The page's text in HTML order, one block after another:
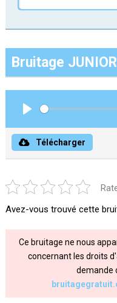
Bruitage
Télécharger
Avez-vous trouvé cette
Ce bruitage ne nous
concernant les droits
demande